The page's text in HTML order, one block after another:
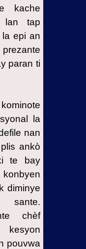
kache
lan tap
epi an
paran ti
la
nan
ankò
te bay
diminye
chèf
pouvwa